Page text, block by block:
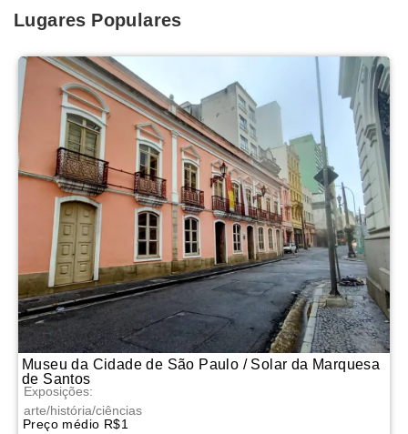
Lugares Populares
Museu da Cidade de São Paulo / Solar da Marquesa
de Santos
Exposições:
arte/história/ciências
Preço médio R$1